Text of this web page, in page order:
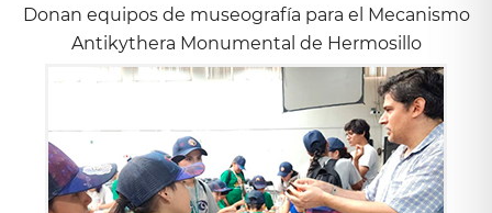
Donan equipos de museografía para el Mecanismo
Antikythera Monumental de Hermosillo